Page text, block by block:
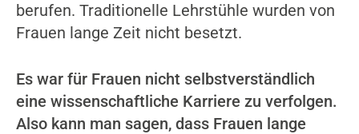
berufen. Traditionelle Lehrstühle wurden von
Frauen lange Zeit nicht besetzt.
Es war für Frauen nicht selbstverständlich
eine wissenschaftliche Karriere zu verfolgen.
Also kann man sagen, dass Frauen lange